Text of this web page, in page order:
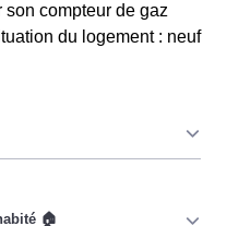
son compteur de gaz
du logement : neuf
raccorder